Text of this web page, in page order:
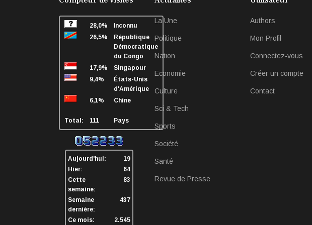
28,0%
Inconnu
26,5%
République
Démocratique
du Congo
17,9%
Singapour
9,4%
États-Unis
d'Amérique
6,1%
Chine
Total: 111 Pays
Aujourd'hui:
19
Hier:
64
Cette
semaine:
83
Semaine
dernière:
437
Ce mois: 2.545
La Une
Politique
Nation
Economie
Culture
Sci & Tech
Sports
Société
Santé
Revue de Presse
Authors
Mon Profil
Connectez-vous
Créer un compte
Contact